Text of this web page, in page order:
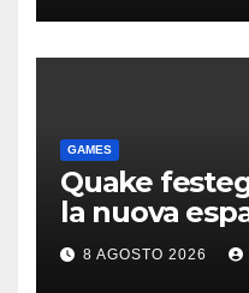
GAMES
Quake
la nuova
Dawn of The
8 AGOSTO 2026